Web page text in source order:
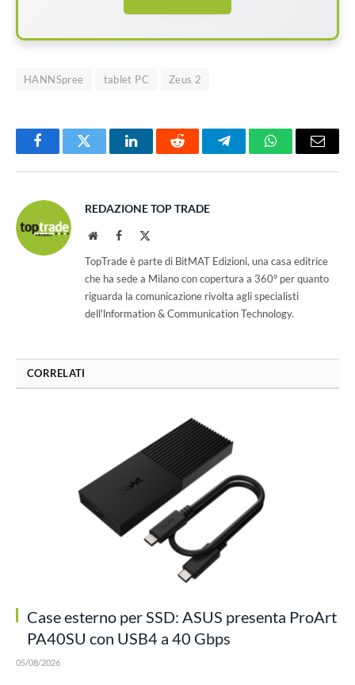
HANNSpree tablet PC Zeus 2
FacebookTwitter LinkedInReddit TelegramWhatsAppEmail
REDAZIONE TOP TRADE
WebsiteFacebook
TopTrade è parte di BitMAT Edizioni, una casa editrice
che ha sede a Milano con copertura a 360° per quanto
riguarda la comunicazione rivolta agli specialisti
dell'lnformation & Communication Technology.
CORRELATI
Case esterno per SSD: ASUS presenta ProArt
PA40SU con USB4 a 40 Gbps
05/08/2026